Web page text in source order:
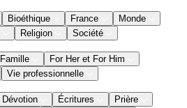
Bioéthique France
Monde
Religion Société
Famille
For Her et For Him
Vie professionnelle
Dévotion Écritures
Prière